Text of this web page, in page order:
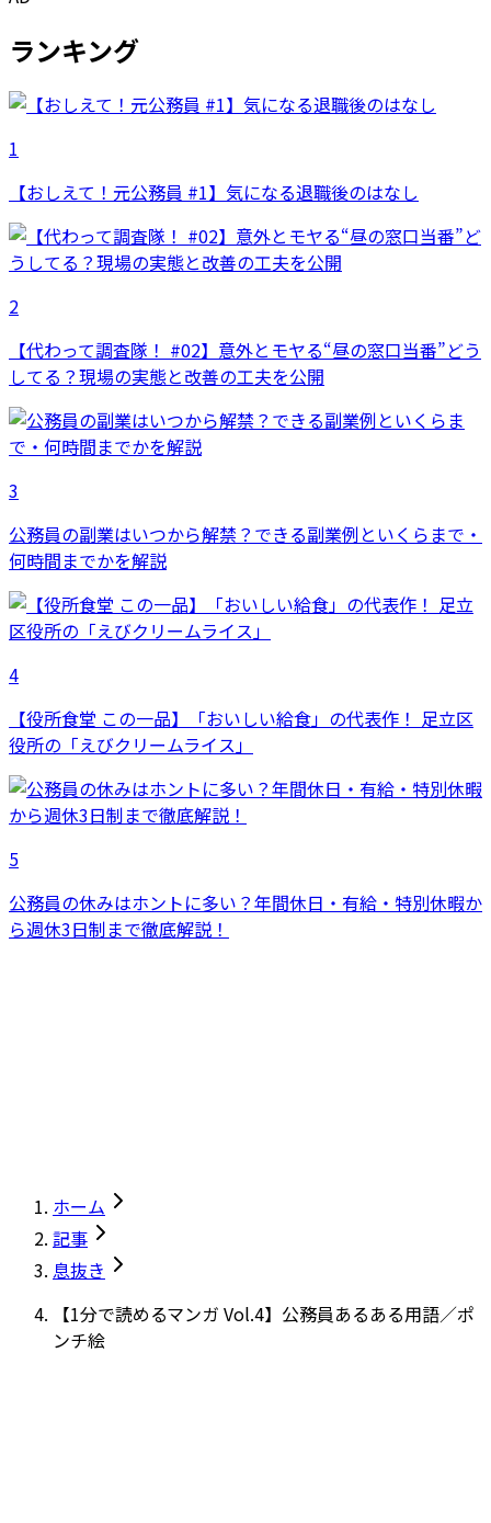
ランキング
1
【おしえて！元公務員 #1】気になる退職後のはなし
2
【代わって調査隊！ #02】意外とモヤる“昼の窓口当番”どう
してる？現場の実態と改善の工夫を公開
3
公務員の副業はいつから解禁？できる副業例といくらまで・
何時間までかを解説
4
【役所食堂 この一品】「おいしい給食」の代表作！ 足立区
役所の「えびクリームライス」
5
公務員の休みはホントに多い？年間休日・有給・特別休暇か
ら週休3日制まで徹底解説！
ホーム
記事
息抜き
【1分で読めるマンガ Vol.4】公務員あるある用語／ポ
ンチ絵